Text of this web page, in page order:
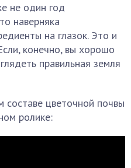
не один год
наверняка
на глазок. Это и
конечно, вы хорошо
правильная земля
цветочной почвы
ролике: